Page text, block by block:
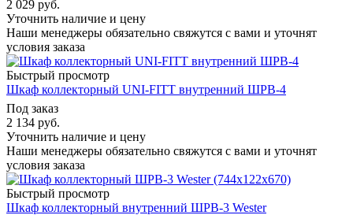
2 029 руб.
Уточнить наличие и цену
Наши менеджеры обязательно свяжутся с вами и уточнят
условия заказа
Быстрый просмотр
Шкаф коллекторный UNI-FITT внутренний ШРВ-4
Под заказ
2 134 руб.
Уточнить наличие и цену
Наши менеджеры обязательно свяжутся с вами и уточнят
условия заказа
Быстрый просмотр
Шкаф коллекторный внутренний ШРВ-3 Wester